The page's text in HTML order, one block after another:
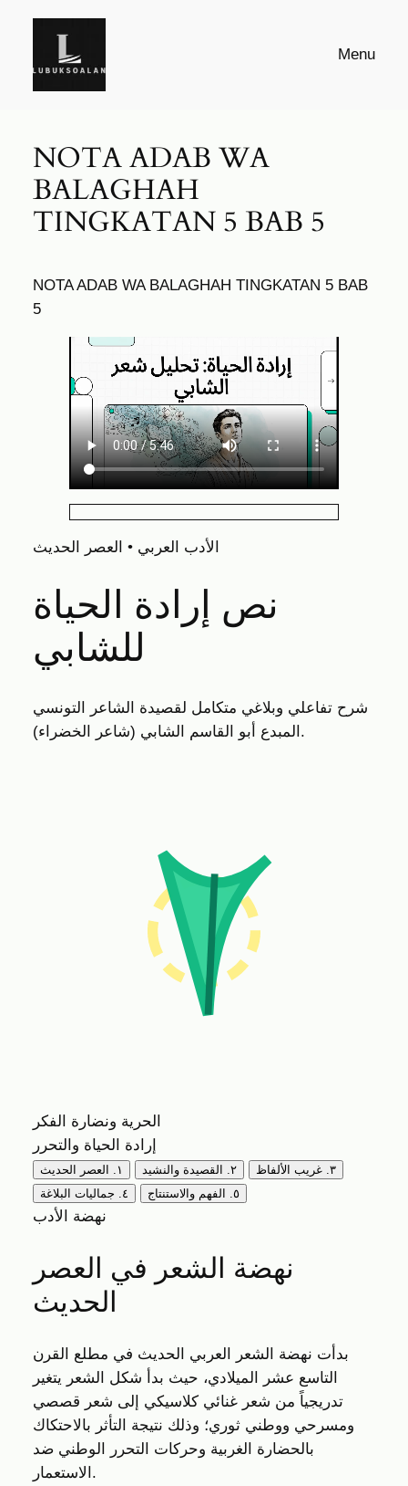
Menu
NOTA ADAB WA
BALAGHAH
TINGKATAN 5 BAB 5
NOTA ADAB WA BALAGHAH TINGKATAN 5 BAB
5
الأدب العربي • العصر الحديث
نص إرادة الحياة
للشابي
شرح تفاعلي وبلاغي متكامل لقصيدة الشاعر التونسي
المبدع
أبو القاسم الشابي (شاعر الخضراء).
الحرية ونضارة الفكر
إرادة الحياة والتحرر
١. العصر الحديث ٢. القصيدة والنشيد
٣. غريب الألفاظ
٤. جماليات البلاغة
٥. الفهم والاستنتاج
نهضة الأدب
نهضة الشعر في العصر
الحديث
بدأت نهضة الشعر العربي الحديث في مطلع القرن
التاسع عشر الميلادي، حيث بدأ شكل الشعر يتغير
تدريجياً من شعر غنائي كلاسيكي إلى شعر قصصي
ومسرحي ووطني ثوري؛ وذلك نتيجة التأثر بالاحتكاك
بالحضارة الغربية وحركات التحرر الوطني ضد
الاستعمار.